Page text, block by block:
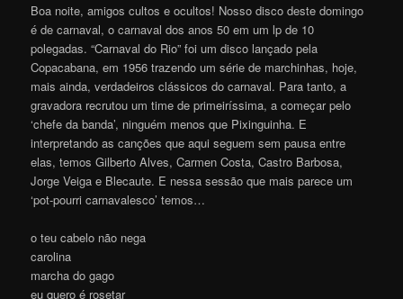
Boa noite, amigos cultos e ocultos! Nosso disco deste domingo
é de carnaval, o carnaval dos anos 50 em um lp de 10
polegadas. “Carnaval do Rio” foi um disco lançado pela
Copacabana, em 1956 trazendo um série de marchinhas, hoje,
mais ainda, verdadeiros clássicos do carnaval. Para tanto, a
gravadora recrutou um time de primeiríssima, a começar pelo
‘chefe da banda’, ninguém menos que Pixinguinha. E
interpretando as canções que aqui seguem sem pausa entre
elas, temos Gilberto Alves, Carmen Costa, Castro Barbosa,
Jorge Veiga e Blecaute. E nessa sessão que mais parece um
‘pot-pourri carnavalesco’ temos…
o teu cabelo não nega
carolina
marcha do gago
eu quero é rosetar